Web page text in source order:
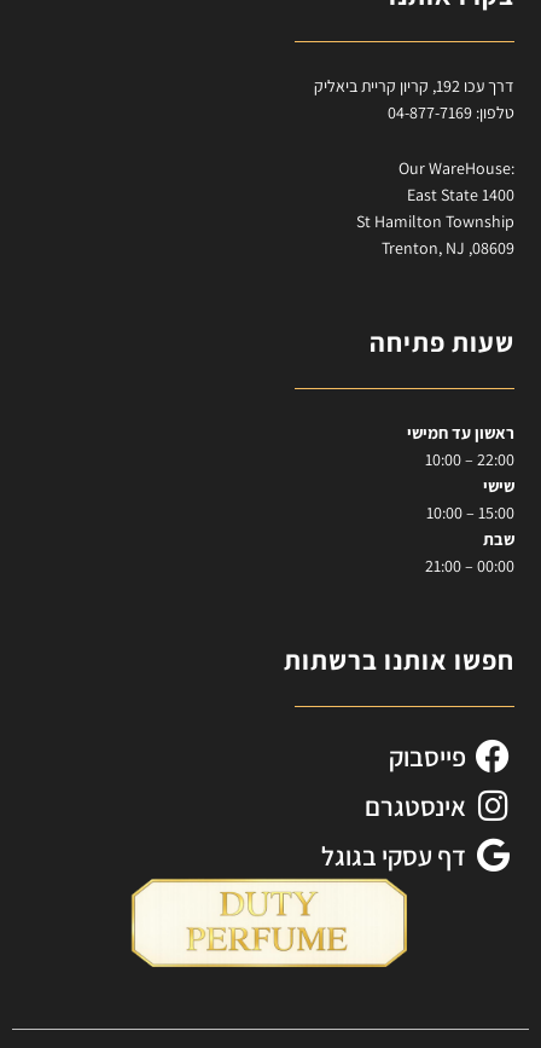
דרך עכו 192, קריון קריית ביאליק
טלפון: 04-877-7169
:Our WareHouse
East State 1400
St Hamilton Township
Trenton, NJ ,08609
שעות פתיחה
ראשון עד חמישי
22:00 – 10:00
שישי
15:00 – 10:00
שבת
00:00 – 21:00
חפשו אותנו ברשתות
פייסבוק
אינסטגרם
דף עסקי בגוגל